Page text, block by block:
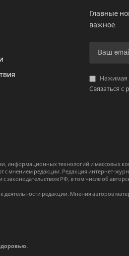
Главные
важное.
Нажимая
Связаться с
информационных технологий и массовых
мнением редакции. Редакция интернет-
законодательством РФ, в том числе об
редакции. Мнения авторов